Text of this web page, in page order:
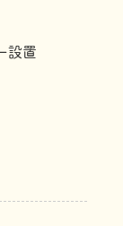
設置